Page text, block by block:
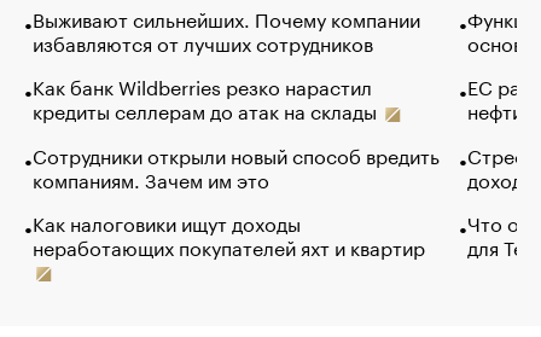
Выживают сильнейших. Почему компании
избавляются от лучших сотрудников
Как банк Wildberries резко нарастил
кредиты селлерам до атак на склады
Сотрудники открыли новый способ вредить
компаниям. Зачем им это
Как налоговики ищут доходы
неработающих покупателей яхт и квартир
основ
ЕС
нефти
Что
для